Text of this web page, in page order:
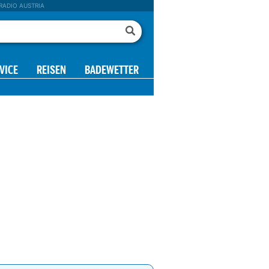
RADIO AUSTRIA
REISEN BADEWETTER